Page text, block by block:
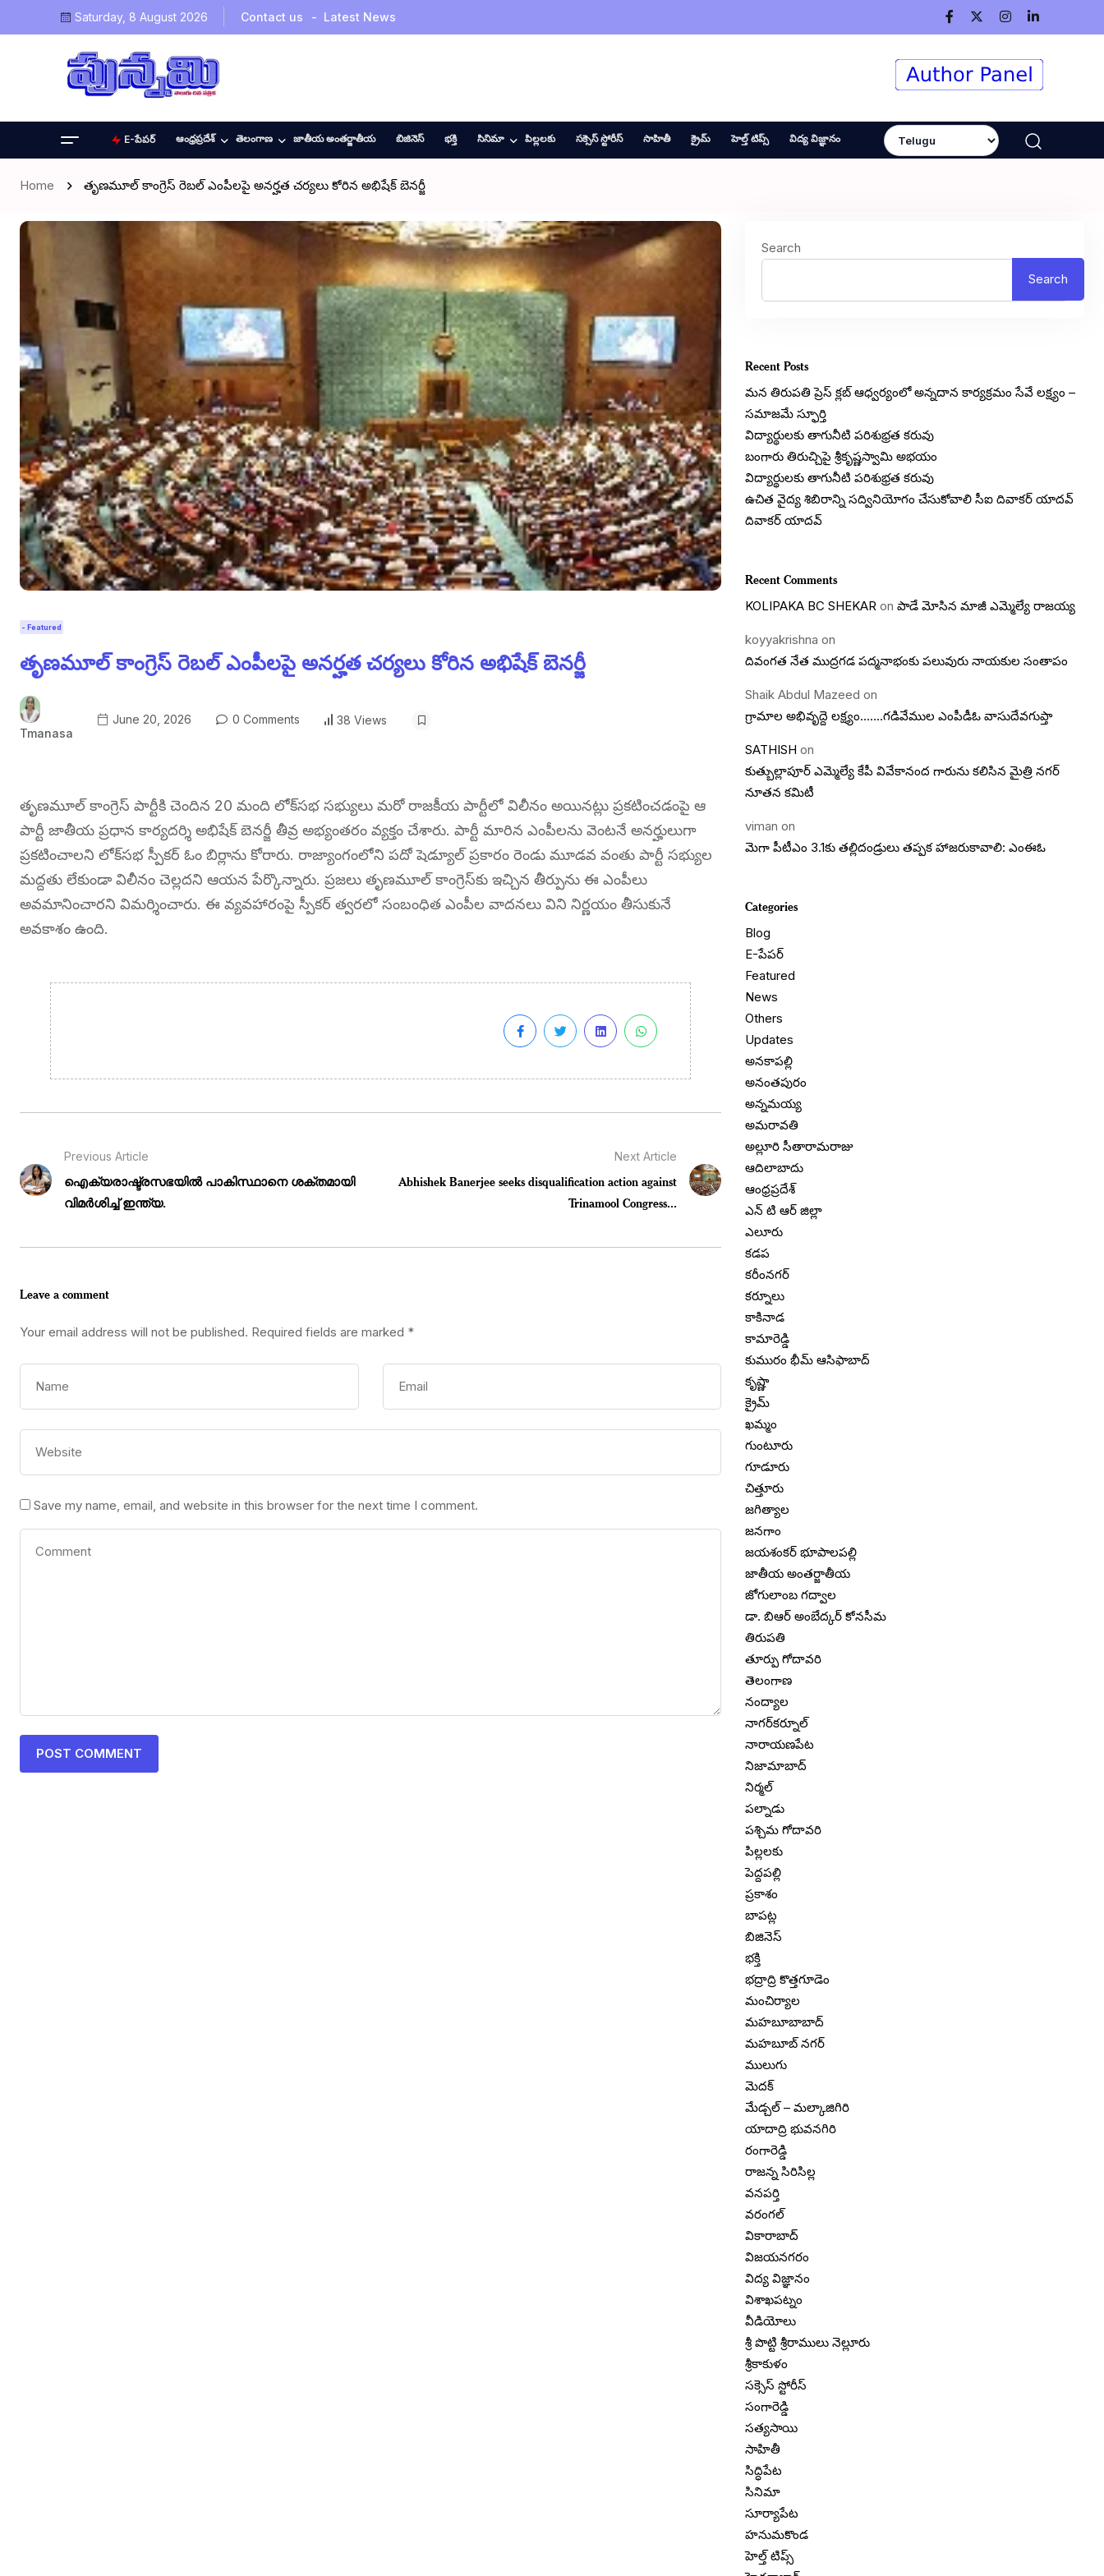
Saturday, 8 August 2026 Contact us Latest News
E-పేపర్ ఆంధ్రప్రదేశ్ తెలంగాణ జాతీయ అంతర్జాతీయ బిజినెస్ భక్తి సినిమా పిల్లలకు సక్సెస్ స్టోరీస్ సాహితీ క్రైమ్ హెల్త్ టిప్స్ విద్య విజ్ఞానం
Home తృణమూల్ కాంగ్రెస్ రెబల్ ఎంపీలపై అనర్హత చర్యలు కోరిన అభిషేక్ బెనర్జీ
- Featured
తృణమూల్ కాంగ్రెస్ రెబల్ ఎంపీలపై అనర్హత చర్యలు కోరిన అభిషేక్ బెనర్జీ
Tmanasa
June 20, 2026 0 Comments 38 Views
తృణమూల్ కాంగ్రెస్ పార్టీకి చెందిన 20 మంది లోక్‌సభ సభ్యులు మరో రాజకీయ పార్టీలో విలీనం అయినట్లు ప్రకటించడంపై ఆ
పార్టీ జాతీయ ప్రధాన కార్యదర్శి అభిషేక్ బెనర్జీ తీవ్ర అభ్యంతరం వ్యక్తం చేశారు. పార్టీ మారిన ఎంపీలను వెంటనే అనర్హులుగా
ప్రకటించాలని లోక్‌సభ స్పీకర్ ఓం బిర్లాను కోరారు. రాజ్యాంగంలోని పదో షెడ్యూల్ ప్రకారం రెండు మూడవ వంతు పార్టీ సభ్యుల
మద్దతు లేకుండా విలీనం చెల్లదని ఆయన పేర్కొన్నారు. ప్రజలు తృణమూల్ కాంగ్రెస్‌కు ఇచ్చిన తీర్పును ఈ ఎంపీలు
అవమానించారని విమర్శించారు. ఈ వ్యవహారంపై స్పీకర్ త్వరలో సంబంధిత ఎంపీల వాదనలు విని నిర్ణయం తీసుకునే
అవకాశం ఉంది.
Previous Article
ഐക്യരാഷ്ട്രസഭയിൽ പാകിസ്ഥാനെ ശക്തമായി
വിമർശിച്ച് ഇന്ത്യ.
Next Article
Abhishek Banerjee seeks disqualification action against
Trinamool Congress...
Leave a comment
Your email address will not be published. Required fields are marked *
Save my name, email, and website in this browser for the next time I comment.
Search
Search
Recent Posts
మన తిరుపతి ప్రెస్ క్లబ్ ఆధ్వర్యంలో అన్నదాన కార్యక్రమం సేవే లక్ష్యం –
సమాజమే స్ఫూర్తి
విద్యార్థులకు తాగునీటి పరిశుభ్రత కరువు
బంగారు తిరుచ్చిపై శ్రీకృష్ణస్వామి అభయం
విద్యార్థులకు తాగునీటి పరిశుభ్రత కరువు
ఉచిత వైద్య శిబిరాన్ని సద్వినియోగం చేసుకోవాలి సీఐ దివాకర్ యాదవ్
దివాకర్ యాదవ్
Recent Comments
KOLIPAKA BC SHEKAR onపాడే మోసిన మాజీ ఎమ్మెల్యే రాజయ్య
koyyakrishna on
దివంగత నేత ముద్రగడ పద్మనాభంకు పలువురు నాయకుల సంతాపం
Shaik Abdul Mazeed on
గ్రామాల అభివృద్దె లక్ష్యం…….గడివేముల ఎంపీడీఓ వాసుదేవగుప్తా
SATHISH on
కుత్బుల్లాపూర్ ఎమ్మెల్యే కేపీ వివేకానంద గారును కలిసిన మైత్రి నగర్
నూతన కమిటీ
viman on
మెగా పీటీఎం 3.1కు తల్లిదండ్రులు తప్పక హాజరుకావాలి: ఎంఈఓ
Categories
Blog
E-పేపర్
Featured
News
Others
Updates
అనకాపల్లి
అనంతపురం
అన్నమయ్య
అమరావతి
అల్లూరి సీతారామరాజు
ఆదిలాబాదు
ఆంధ్రప్రదేశ్
ఎన్ టి ఆర్ జిల్లా
ఎలూరు
కడప
కరీంనగర్
కర్నూలు
కాకినాడ
కామారెడ్డి
కుమురం భీమ్ ఆసిఫాబాద్
కృష్ణా
క్రైమ్
ఖమ్మం
గుంటూరు
గూడూరు
చిత్తూరు
జగిత్యాల
జనగాం
జయశంకర్ భూపాలపల్లి
జాతీయ అంతర్జాతీయ
జోగులాంబ గద్వాల
డా. బిఆర్ అంబేద్కర్ కోనసీమ
తిరుపతి
తూర్పు గోదావరి
తెలంగాణ
నంద్యాల
నాగర్‌కర్నూల్
నారాయణపేట
నిజామాబాద్
నిర్మల్
పల్నాడు
పశ్చిమ గోదావరి
పిల్లలకు
పెద్దపల్లి
ప్రకాశం
బాపట్ల
బిజినెస్
భక్తి
భద్రాద్రి కొత్తగూడెం
మంచిర్యాల
మహబూబాబాద్
మహబూబ్ నగర్
ములుగు
మెదక్
మేడ్చల్ – మల్కాజిగిరి
యాదాద్రి భువనగిరి
రంగారెడ్డి
రాజన్న సిరిసిల్ల
వనపర్తి
వరంగల్
వికారాబాద్
విజయనగరం
విద్య విజ్ఞానం
విశాఖపట్నం
వీడియోలు
శ్రీ పొట్టి శ్రీరాములు నెల్లూరు
శ్రీకాకుళం
సక్సెస్ స్టోరీస్
సంగారెడ్డి
సత్యసాయి
సాహితీ
సిద్ధిపేట
సినిమా
సూర్యాపేట
హనుమకొండ
హెల్త్ టిప్స్